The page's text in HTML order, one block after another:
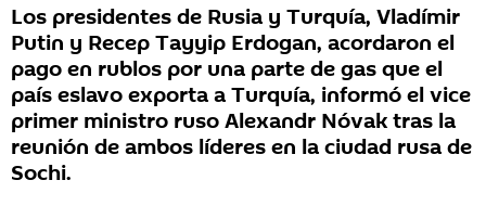
Los presidentes de Rusia y Turquía, Vladímir
Putin y Recep Tayyip Erdogan, acordaron el
pago en rublos por una parte de gas que el
país eslavo exporta a Turquía, informó el vice
primer ministro ruso Alexandr Nóvak tras la
reunión de ambos líderes en la ciudad rusa de
Sochi.